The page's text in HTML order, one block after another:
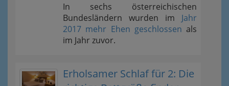
In sechs österreichischen
Bundesländern wurden im Jahr
2017 mehr Ehen geschlossen als
im Jahr zuvor.
Erholsamer Schlaf für 2: Die